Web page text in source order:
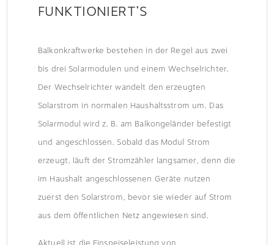
FUNKTIONIERT’S
Balkonkraftwerke bestehen in der Regel aus zwei
bis drei Solarmodulen und einem Wechselrichter.
Der Wechselrichter wandelt den erzeugten
Solarstrom in normalen Haushaltsstrom um. Das
Solarmodul wird z. B. am Balkongeländer befestigt
und angeschlossen. Sobald das Modul Strom
erzeugt, läuft der Stromzähler langsamer, denn die
im Haushalt angeschlossenen Geräte nutzen
zuerst den Solarstrom, bevor sie wieder auf Strom
aus dem öffentlichen Netz angewiesen sind.